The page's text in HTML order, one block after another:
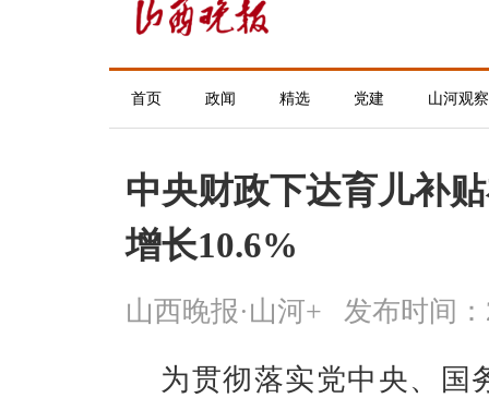
首页 政闻 精选 党建 山河观察
中央财政下达育儿补
增长10.6%
山西晚报·山河+ 发布时间：
为贯彻落实党中央、国